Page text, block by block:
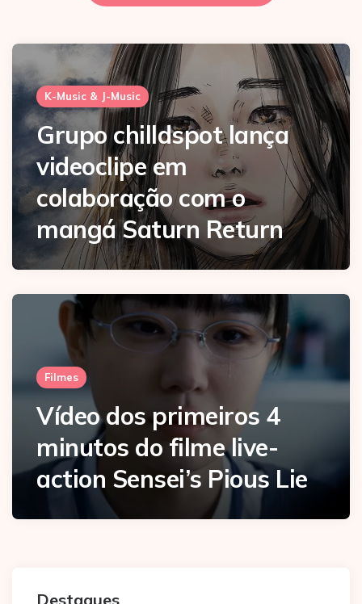
K-Music & J-Music
Grupo chilldspot lança
videoclipe em
colaboração com o
mangá Saturn Return
Filmes
Vídeo dos primeiros 4
minutos do filme live-
action Sensei’s Pious Lie
Destaques